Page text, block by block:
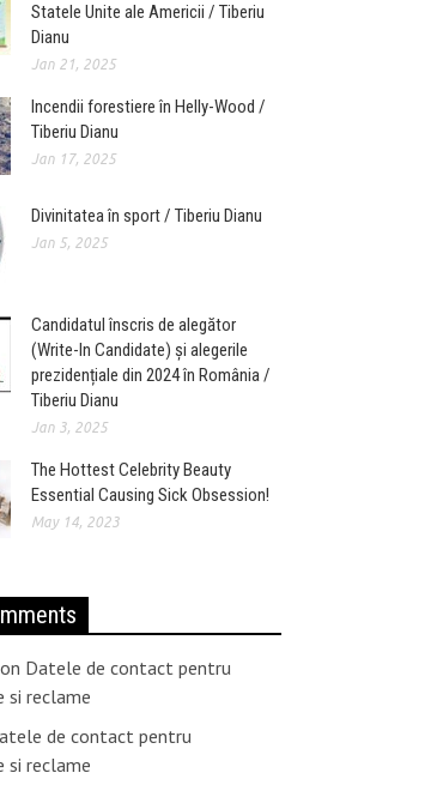
Statele Unite ale Americii / Tiberiu
Dianu
Jan 21, 2025
Incendii forestiere în Helly-Wood /
Tiberiu Dianu
Jan 17, 2025
Divinitatea în sport / Tiberiu Dianu
Jan 5, 2025
Candidatul înscris de alegător
(Write-In Candidate) și alegerile
prezidențiale din 2024 în România /
Tiberiu Dianu
Jan 3, 2025
The Hottest Celebrity Beauty
Essential Causing Sick Obsession!
May 14, 2023
on Datele de contact pentru
si reclame
de contact pentru
si reclame